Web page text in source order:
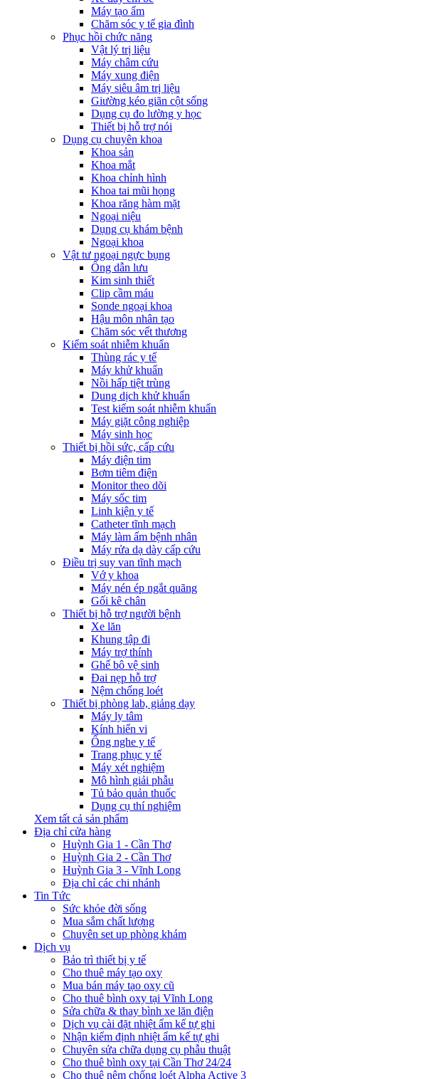
Máy tạo ẩm
Chăm sóc y tế gia đình
Phục hồi chức năng
Vật lý trị liệu
Máy châm cứu
Máy xung điện
Máy siêu âm trị liệu
Giường kéo giãn cột sống
Dụng cụ đo lường y học
Thiết bị hỗ trợ nói
Dụng cụ chuyên khoa
Khoa sản
Khoa mắt
Khoa chỉnh hình
Khoa tai mũi họng
Khoa răng hàm mặt
Ngoại niệu
Dụng cụ khám bệnh
Ngoại khoa
Vật tư ngoại ngực bụng
Ống dẫn lưu
Kim sinh thiết
Clip cầm máu
Sonde ngoại khoa
Hậu môn nhân tạo
Chăm sóc vết thương
Kiểm soát nhiễm khuẩn
Thùng rác y tế
Máy khử khuẩn
Nồi hấp tiệt trùng
Dung dịch khử khuẩn
Test kiểm soát nhiễm khuẩn
Máy giặt công nghiệp
Máy sinh học
Thiết bị hồi sức, cấp cứu
Máy điện tim
Bơm tiêm điện
Monitor theo dõi
Máy sốc tim
Linh kiện y tế
Catheter tĩnh mạch
Máy làm ấm bệnh nhân
Máy rửa dạ dày cấp cứu
Điều trị suy van tĩnh mạch
Vớ y khoa
Máy nén ép ngắt quãng
Gối kê chân
Thiết bị hỗ trợ người bệnh
Xe lăn
Khung tập đi
Máy trợ thính
Ghế bô vệ sinh
Đai nẹp hỗ trợ
Nệm chống loét
Thiết bị phòng lab, giảng dạy
Máy ly tâm
Kính hiển vi
Ống nghe y tế
Trang phục y tế
Máy xét nghiệm
Mô hình giải phẫu
Tủ bảo quản thuốc
Dụng cụ thí nghiệm
Xem tất cả sản phẩm
Địa chỉ cửa hàng
Huỳnh Gia 1 - Cần Thơ
Huỳnh Gia 2 - Cần Thơ
Huỳnh Gia 3 - Vĩnh Long
Địa chỉ các chi nhánh
Tin Tức
Sức khỏe đời sống
Mua sắm chất lượng
Chuyên set up phòng khám
Dịch vụ
Bảo trì thiết bị y tế
Cho thuê máy tạo oxy
Mua bán máy tạo oxy cũ
Cho thuê bình oxy tại Vĩnh Long
Sửa chữa & thay bình xe lăn điện
Dịch vụ cài đặt nhiệt ẩm kế tự ghi
Nhận kiểm định nhiệt ẩm kế tự ghi
Chuyên sửa chữa dụng cụ phẫu thuật
Cho thuê bình oxy tại Cần Thơ 24/24
Cho thuê nệm chống loét Alpha Active 3